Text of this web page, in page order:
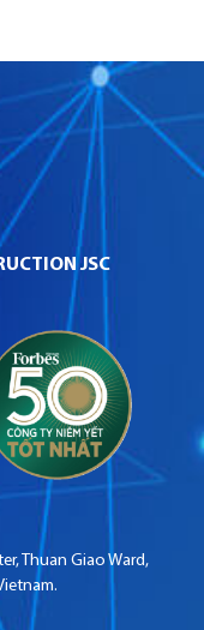
JSC
Thuan Giao Ward,